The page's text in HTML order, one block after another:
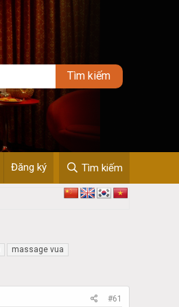
Đăng ký Tìm kiếm
massage vua
#61